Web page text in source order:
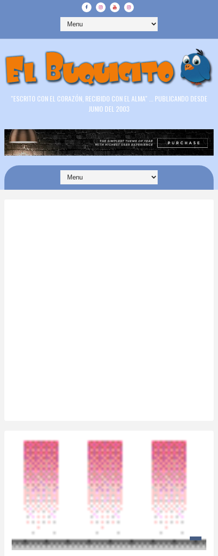
"ESCRITO CON EL CORAZÓN, RECIBIDO CON EL ALMA" ... PUBLICANDO DESDE
JUNIO DEL 2003